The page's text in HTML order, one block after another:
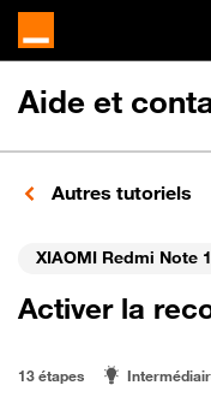
Aide et
Autres tutoriels
XIAOMI Redmi Note
Activer la
13 étapes